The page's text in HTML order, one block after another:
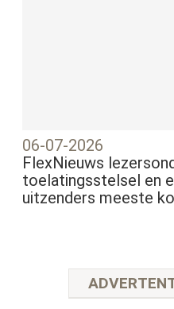
06-07-2026
FlexNieuws
toelatingsstelsel en
uitzenders meeste